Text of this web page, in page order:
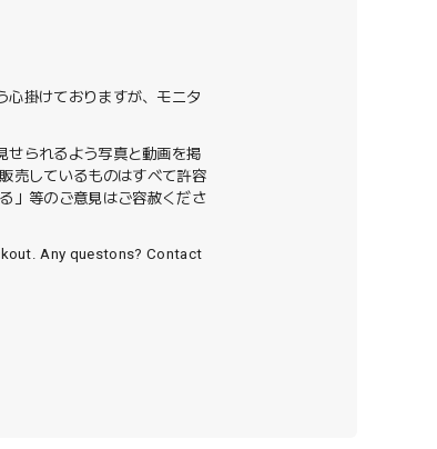
掛けておりますが、モニタ
せられるよう写真と動画を掲
売しているものはすべて許容
」等のご意見はご容赦くださ
Any questons? Contact